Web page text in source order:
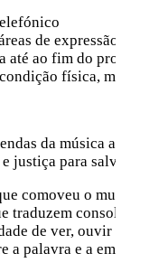
de expressão:
até ao fim do projeto
física, médica
da música
justiça para salvar a
comoveu o mundo
traduzem consolo e
de ver, ouvir e
a palavra e a emoção.